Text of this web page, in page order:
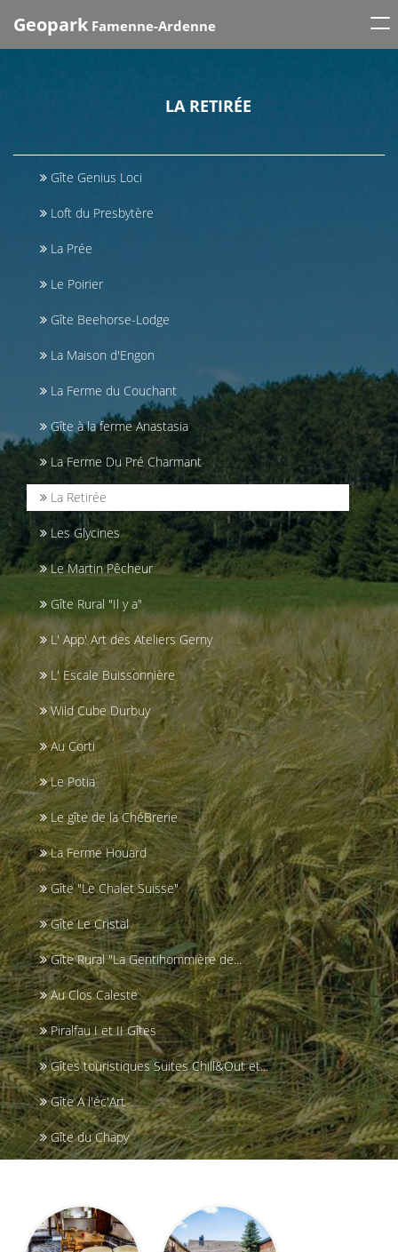
Geopark Famenne-Ardenne
LA RETIRÉE
Gîte Genius Loci
Loft du Presbytère
La Prée
Le Poirier
Gîte Beehorse-Lodge
La Maison d'Engon
La Ferme du Couchant
Gîte à la ferme Anastasia
La Ferme Du Pré Charmant
La Retirée
Les Glycines
Le Martin Pêcheur
Gîte Rural "Il y a"
L' App' Art des Ateliers Gerny
L' Escale Buissonnière
Wild Cube Durbuy
Au Corti
Le Potia
Le gîte de la ChéBrerie
La Ferme Houard
Gîte "Le Chalet Suisse"
Gîte Le Cristal
Gîte Rural "La Gentihommière de...
Au Clos Caleste
Piralfau I et II Gîtes
Gîtes touristiques Suites Chill&Out et...
Gîte A l'éc'Art
Gîte du Chapy